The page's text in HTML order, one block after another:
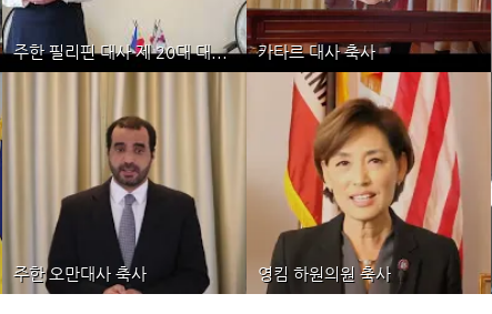
주한 필리핀 대사 제 20대 대...
통일사업
주한 필리핀 대사 제 20대 대...
카타르 대사 축사
통일사업
카타르 대사 축사
주한 오만대사 축사 영킴 하원의원 축사